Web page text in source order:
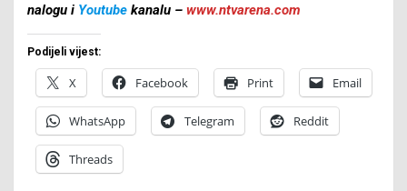
nalogu i Youtube kanalu – www.ntvarena.com
Podijeli vijest:
X Facebook Print Email
WhatsApp Telegram Reddit
Threads